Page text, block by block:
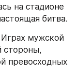
на стадионе
битва.
Играх мужской
стороны,
превосходных